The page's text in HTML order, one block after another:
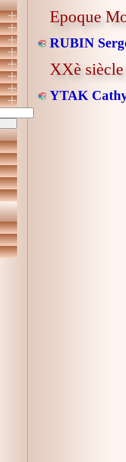
Epoque
RUBIN
XXè siècle
YTAK